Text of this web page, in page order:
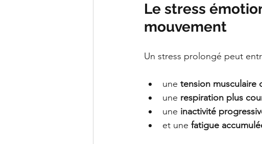
Le stress
mouvement
Un stress prolongé peut
une tension musculaire
une respiration plus
une inactivité
et une fatigue